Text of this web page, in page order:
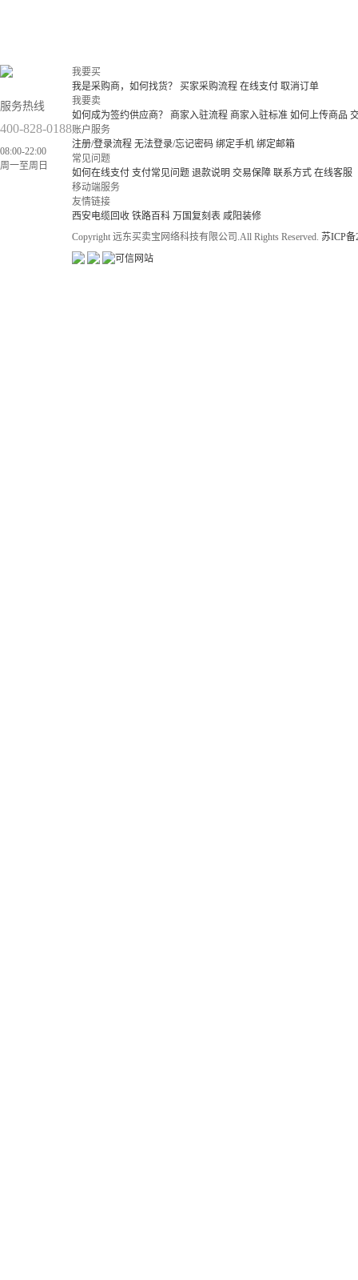
服务热线
400-828-0188
08:00-22:00
周一至周日
我要买
我是采购商，如何找货？
买家采购流程 在线支付 取消订单
我要卖
如何成为签约供应商？
商家入驻流程 商家入驻标准 如何上传商品
账户服务
注册/登录流程 无法登录/忘记密码 绑定手机 绑定邮箱
常见问题
如何在线支付 支付常见问题 退款说明 交易保障 联系方式 在线客服
移动端服务
友情链接
西安电缆回收 铁路百科 万国复刻表 咸阳装修
Copyright 远东买卖宝网络科技有限公司.All Rights Reserved. 苏ICP备